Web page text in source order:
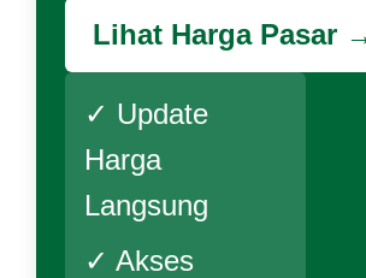
Lihat Harga Pasar
✓ Update
Harga
Langsung
✓ Akses